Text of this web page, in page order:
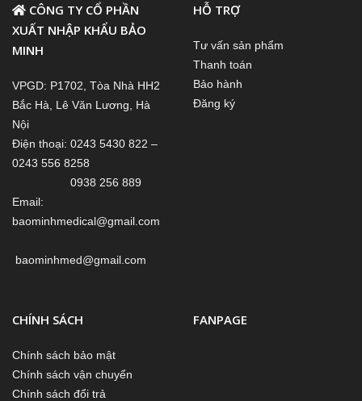
CÔNG TY CỔ PHẦN
XUẤT NHẬP KHẨU BẢO
MINH
VPGD: P1702, Tòa Nhà HH2
Bắc Hà, Lê Văn Lương, Hà
Nội
Điện thoại: 0243 5430 822 –
0243 556 8258
0938 256 889
Email:
baominhmedical@gmail.com
baominhmed@gmail.com
HỖ TRỢ
Tư vấn sản phẩm
Thanh toán
Bảo hành
Đăng ký
CHÍNH SÁCH
Chính sách bảo mật
Chính sách vận chuyển
Chính sách đổi trả
FANPAGE